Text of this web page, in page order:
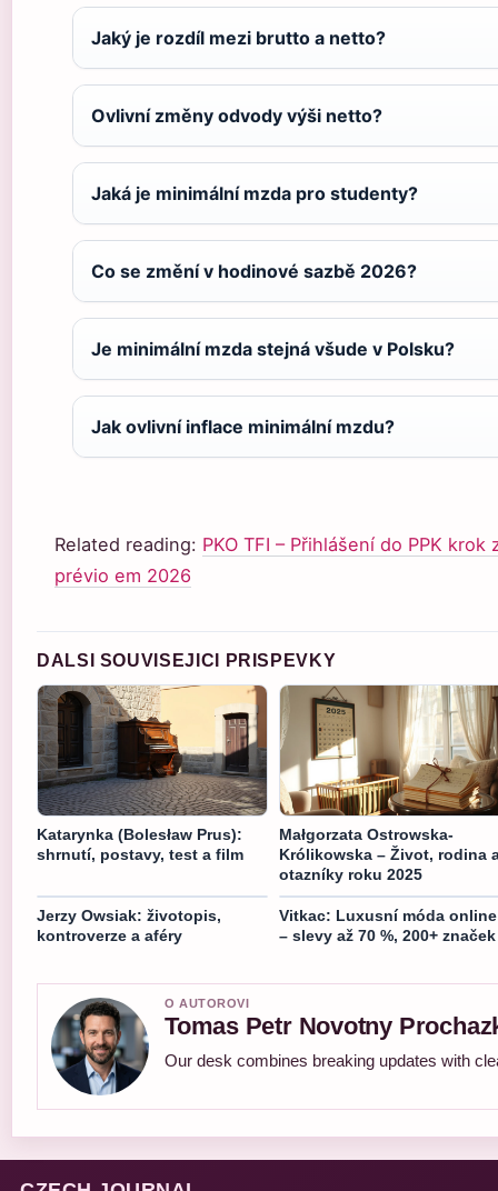
Jaký je rozdíl mezi brutto a netto?
Ovlivní změny odvody výši netto?
Jaká je minimální mzda pro studenty?
Co se změní v hodinové sazbě 2026?
Je minimální mzda stejná všude v Polsku?
Jak ovlivní inflace minimální mzdu?
Related reading: PKO TFI – Přihlášení do PPK krok
prévio em 2026
DALSI SOUVISEJICI PRISPEVKY
Katarynka (Bolesław Prus):
shrnutí, postavy, test a film
Małgorzata Ostrowska-
Królikowska – Život, rodina
otazníky roku 2025
Jerzy Owsiak: životopis,
kontroverze a aféry
Vitkac: Luxusní móda online
– slevy až 70 %, 200+ značek
O AUTOROVI
Tomas Petr Novotny
Our desk combines breaking updates with